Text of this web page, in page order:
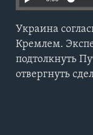
Украина
Кремлем.
подтолкнуть
отвергнуть